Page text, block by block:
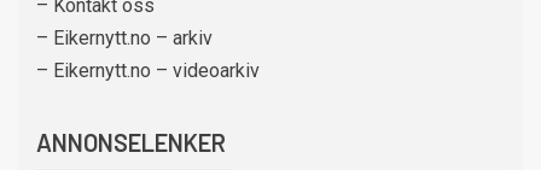
– Kontakt oss
– Eikernytt.no – arkiv
– Eikernytt.no – videoarkiv
ANNONSELENKER